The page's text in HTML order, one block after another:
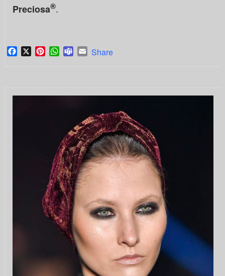
Preciosa®.
Facebook
X PinterestWhatsApp
TeamsEmail
Share